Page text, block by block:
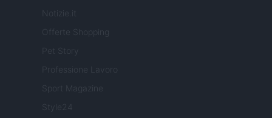
Notizie.it
Offerte Shopping
Professione Lavoro
Sport Magazine
Style24